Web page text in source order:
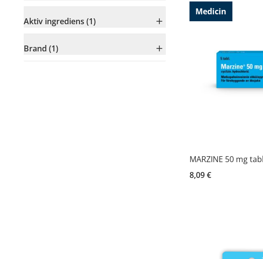
Aktiv ingrediens (1)
Brand (1)
Medicin
MARZINE 50 mg
8,09 €